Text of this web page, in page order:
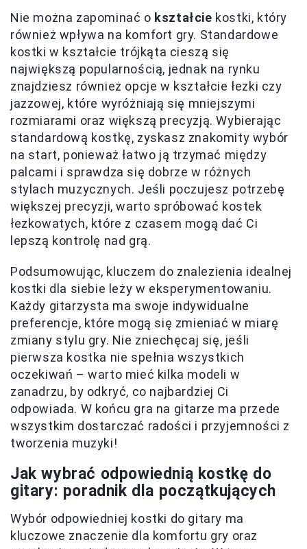
Nie można zapominać o kształcie kostki, który
również wpływa na komfort gry. Standardowe
kostki w kształcie trójkąta cieszą się
największą popularnością, jednak na rynku
znajdziesz również opcje w kształcie łezki czy
jazzowej, które wyróżniają się mniejszymi
rozmiarami oraz większą precyzją. Wybierając
standardową kostkę, zyskasz znakomity wybór
na start, ponieważ łatwo ją trzymać między
palcami i sprawdza się dobrze w różnych
stylach muzycznych. Jeśli poczujesz potrzebę
większej precyzji, warto spróbować kostek
łezkowatych, które z czasem mogą dać Ci
lepszą kontrolę nad grą.
Podsumowując, kluczem do znalezienia idealnej
kostki dla siebie leży w eksperymentowaniu.
Każdy gitarzysta ma swoje indywidualne
preferencje, które mogą się zmieniać w miarę
zmiany stylu gry. Nie zniechęcaj się, jeśli
pierwsza kostka nie spełnia wszystkich
oczekiwań – warto mieć kilka modeli w
zanadrzu, by odkryć, co najbardziej Ci
odpowiada. W końcu gra na gitarze ma przede
wszystkim dostarczać radości i przyjemności z
tworzenia muzyki!
Jak wybrać odpowiednią kostkę do
gitary: poradnik dla początkujących
Wybór odpowiedniej kostki do gitary ma
kluczowe znaczenie dla komfortu gry oraz